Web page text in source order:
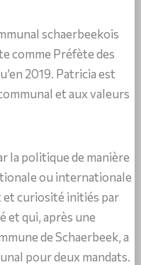
schaerbeekois
comme Préfète des
2019. Patricia est
et aux valeurs
la politique de manière
ou internationale
curiosité initiés par
et qui, après une
de Schaerbeek, a
pour deux mandats.